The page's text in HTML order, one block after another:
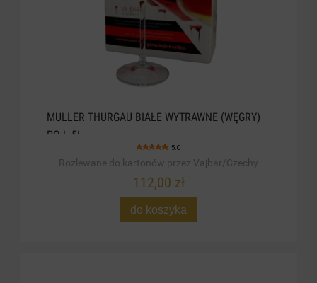
MULLER THURGAU BIAŁE WYTRAWNE (WĘGRY)
POJ. 5L
5.0
Rozlewane do kartonów przez Vajbar/Czechy
112,00 zł
do koszyka